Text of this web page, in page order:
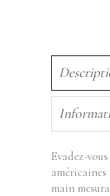
Evadez-
main